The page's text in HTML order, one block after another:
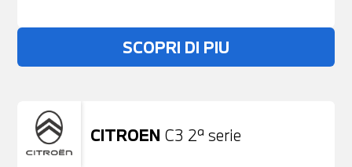
SCOPRI DI PIU
CITROEN C3 2ª serie
Usato